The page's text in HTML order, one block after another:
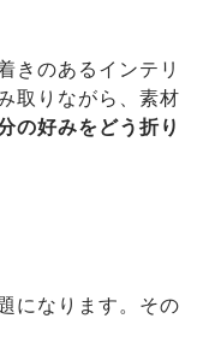
きのあるインテリ
取りながら、素材
の好みをどう折り
になります。その